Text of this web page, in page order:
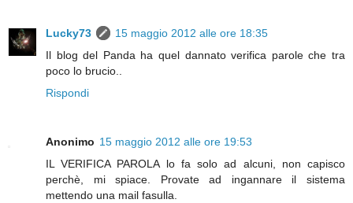
Lucky73
15 maggio 2012 alle ore 18:35
Il blog del Panda ha quel dannato verifica parole che tra
poco lo brucio..
Rispondi
Anonimo 15 maggio 2012 alle ore 19:53
IL VERIFICA PAROLA lo fa solo ad alcuni, non capisco
perchè, mi spiace. Provate ad ingannare il sistema
mettendo una mail fasulla.